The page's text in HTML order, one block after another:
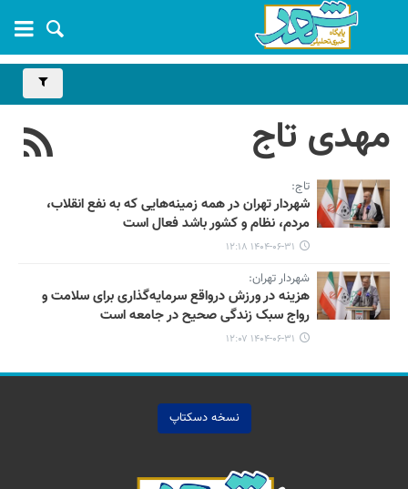
مهدی تاج
تاج:
شهردار تهران در همه زمینه‌هایی که به نفع انقلاب،
مردم، نظام و کشور باشد فعال است
۱۴۰۴-۰۶-۳۱ ۱۲:۱۸
شهردار تهران:
هزینه در ورزش درواقع سرمایه‌گذاری برای سلامت و
رواج سبک زندگی صحیح در جامعه است
۱۴۰۴-۰۶-۳۱ ۱۲:۰۷
نسخه دسکتاپ